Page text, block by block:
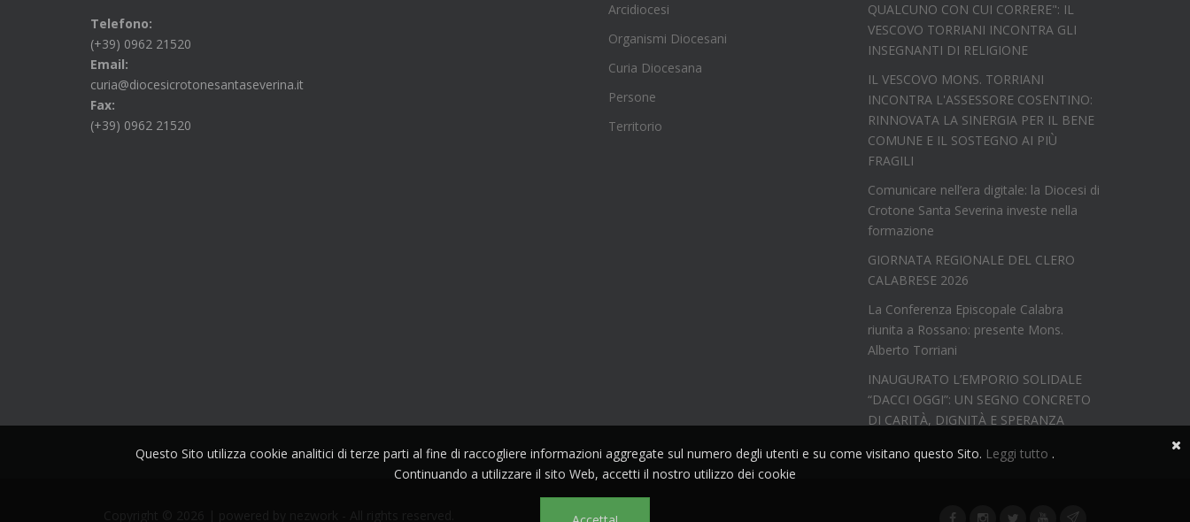
Telefono:
(+39) 0962 21520
Email:
curia@diocesicrotonesantaseverina.it
Fax:
(+39) 0962 21520
Arcidiocesi
Organismi Diocesani
Curia Diocesana
Persone
Territorio
QUALCUNO CON CUI CORRERE": IL
VESCOVO TORRIANI INCONTRA GLI
INSEGNANTI DI RELIGIONE
IL VESCOVO MONS. TORRIANI
INCONTRA L'ASSESSORE COSENTINO:
RINNOVATA LA SINERGIA PER IL BENE
COMUNE E IL SOSTEGNO AI PIÙ
FRAGILI
Comunicare nell’era digitale: la Diocesi di
Crotone Santa Severina investe nella
formazione
GIORNATA REGIONALE DEL CLERO
CALABRESE 2026
La Conferenza Episcopale Calabra
riunita a Rossano: presente Mons.
Alberto Torriani
INAUGURATO L’EMPORIO SOLIDALE
“DACCI OGGI”: UN SEGNO CONCRETO
DI CARITÀ, DIGNITÀ E SPERANZA
Questo Sito utilizza cookie analitici di terze parti al fine di raccogliere informazioni aggregate sul numero degli utenti e su come visitano questo Sito. Leggi tutto .
Continuando a utilizzare il sito Web, accetti il nostro utilizzo dei cookie